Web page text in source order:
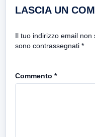
LASCIA UN
Il tuo indirizzo email non
sono contrassegnati *
Commento *